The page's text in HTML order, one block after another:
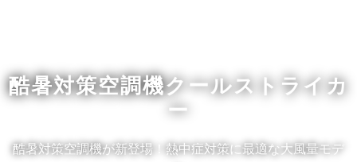
酷暑対策空調機クールストライカ
ー
酷暑対策空調機が新登場！熱中症対策に最適な大風量モデ